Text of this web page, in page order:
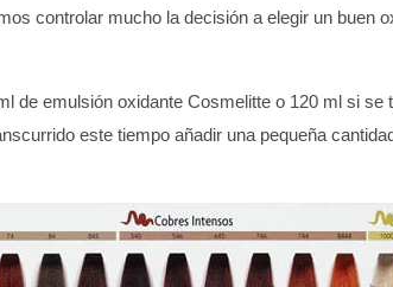
controlar mucho la decisión a elegir un buen
de emulsión oxidante Cosmelitte o 120 ml si
este tiempo añadir una pequeña